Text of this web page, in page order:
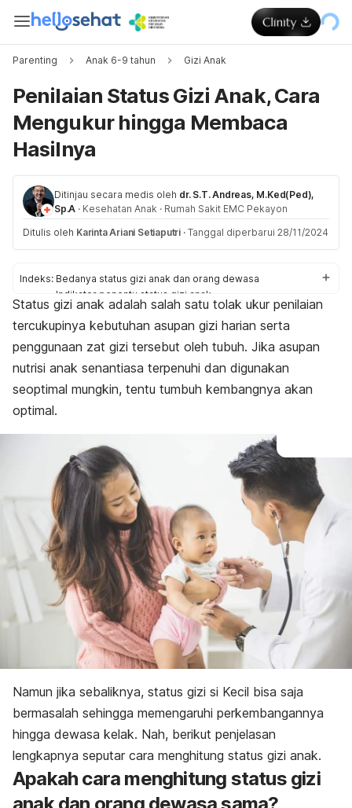
Parenting Anak 6-9 tahun Gizi Anak
Penilaian Status Gizi Anak, Cara
Mengukur hingga Membaca
Hasilnya
Ditinjau secara medis oleh dr. S.T. Andreas, M.Ked(Ped),
Sp.A · Kesehatan Anak · Rumah Sakit EMC Pekayon
Ditulis oleh Karinta Ariani Setiaputri · Tanggal diperbarui 28/11/2024
Indeks: Bedanya status gizi anak dan orang dewasa
Indikator penentu status gizi anak
Cara menghitung status gizi anak
Permasalahan status gizi anak
Hal yang perlu dilakukan agar status gizi anak dalam
kondisi baik
Status gizi anak adalah salah satu tolak ukur penilaian
tercukupinya kebutuhan asupan gizi harian serta
penggunaan zat gizi tersebut oleh tubuh. Jika asupan
nutrisi anak senantiasa terpenuhi dan digunakan
seoptimal mungkin, tentu tumbuh kembangnya akan
optimal.
Namun jika sebaliknya, status gizi si Kecil bisa saja
bermasalah sehingga memengaruhi perkembangannya
hingga dewasa kelak. Nah, berikut penjelasan
lengkapnya seputar cara menghitung status gizi anak.
Apakah cara menghitung status gizi